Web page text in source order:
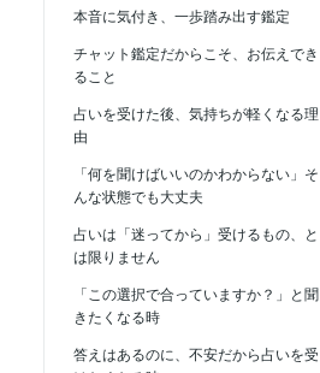
本音に気付き、一歩踏み出す鑑定
チャット鑑定だからこそ、お伝えでき
ること
占いを受けた後、気持ちが軽くなる理
由
「何を聞けばいいのかわからない」そ
んな状態でも大丈夫
占いは「迷ってから」受けるもの、と
は限りません
「この選択で合っていますか？」と聞
きたくなる時
答えはあるのに、不安だから占いを受